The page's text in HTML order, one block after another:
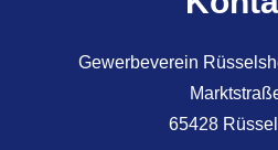
Gewerbeverein
65428